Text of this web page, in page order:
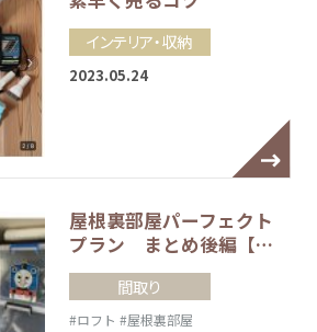
インテリア・収納
2023.05.24
屋根裏部屋パーフェクト
プラン まとめ後編【…
間取り
#ロフト #屋根裏部屋